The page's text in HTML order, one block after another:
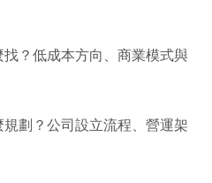
？低成本方向、商業模式與
劃？公司設立流程、營運架